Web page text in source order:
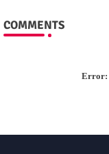
COMMENTS
Error: